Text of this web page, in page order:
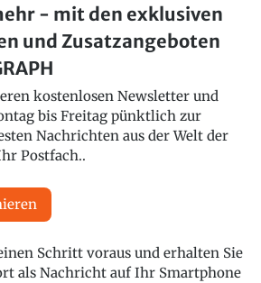
- mit den exklusiven
und Zusatzangeboten
kostenlosen Newsletter und
bis Freitag pünktlich zur
Nachrichten aus der Welt der
Postfach..
Schritt voraus und erhalten Sie
als Nachricht auf Ihr Smartphone